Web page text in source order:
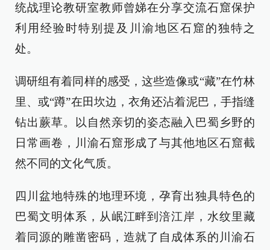
统战理论教研室教师曾娣在分享交流石窟保护
利用经验时特别提及川渝地区石窟的独特之
处。
调研组有着同样的感受，这些造像或“藏”在竹林
里、或“蹲”在田坎边，衣角还沾着泥巴，手指缝
钻出蕨草。以自然亲切的姿态融入巴蜀乡野的
日常画卷，川渝石窟形成了与其他地区石窟截
然不同的文化气质。
四川盆地特殊的地理环境，孕育出独具特色的
巴蜀文明体系，从岷江畔到涪江岸，水纹里藏
着同源的雕凿密码，造就了自成体系的川渝石